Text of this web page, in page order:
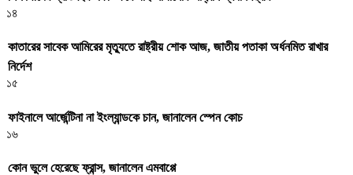
১৪
কাতারের সাবেক আমিরের মৃত্যুতে রাষ্ট্রীয় শোক আজ, জাতীয় পতাকা অর্ধনমিত রাখার
নির্দেশ
১৫
ফাইনালে আর্জেন্টিনা না ইংল্যান্ডকে চান, জানালেন স্পেন কোচ
১৬
কোন ভুলে হেরেছে ফ্রান্স, জানালেন এমবাপ্পে